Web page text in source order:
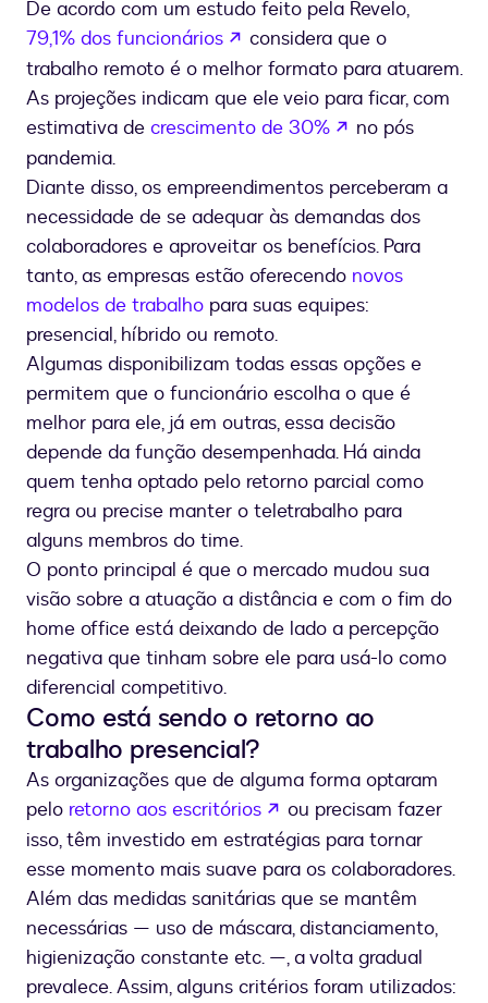
De acordo com um estudo feito pela Revelo,
79,1% dos funcionários
se abre en una nueva
considera que o
trabalho remoto é o melhor formato para atuarem.
As projeções indicam que ele veio para ficar, com
estimativa de crescimento de 30% se abre en
no pós
pandemia.
Diante disso, os empreendimentos perceberam a
necessidade de se adequar às demandas dos
colaboradores e aproveitar os benefícios. Para
tanto, as empresas estão oferecendo novos
modelos de trabalho para suas equipes:
presencial, híbrido ou remoto.
Algumas disponibilizam todas essas opções e
permitem que o funcionário escolha o que é
melhor para ele, já em outras, essa decisão
depende da função desempenhada. Há ainda
quem tenha optado pelo retorno parcial como
regra ou precise manter o teletrabalho para
alguns membros do time.
O ponto principal é que o mercado mudou sua
visão sobre a atuação a distância e com o fim do
home office está deixando de lado a percepção
negativa que tinham sobre ele para usá-lo como
diferencial competitivo.
Como está sendo o retorno ao
trabalho presencial?
As organizações que de alguma forma optaram
pelo retorno aos escritórios se abre en una nueva
ou precisam fazer
isso, têm investido em estratégias para tornar
esse momento mais suave para os colaboradores.
Além das medidas sanitárias que se mantêm
necessárias — uso de máscara, distanciamento,
higienização constante etc. —, a volta gradual
prevalece. Assim, alguns critérios foram utilizados: